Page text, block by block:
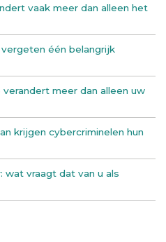
vaak meer dan alleen het
één belangrijk
meer dan alleen uw
krijgen cybercriminelen hun
vraagt dat van u als